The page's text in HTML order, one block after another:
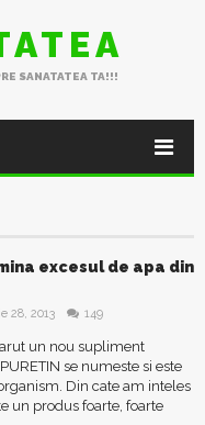
SANATATEA TA!!!
excesul de apa din
28, 2013 149
un nou supliment
se numeste si este
Din cate am inteles
un produs foarte, foarte